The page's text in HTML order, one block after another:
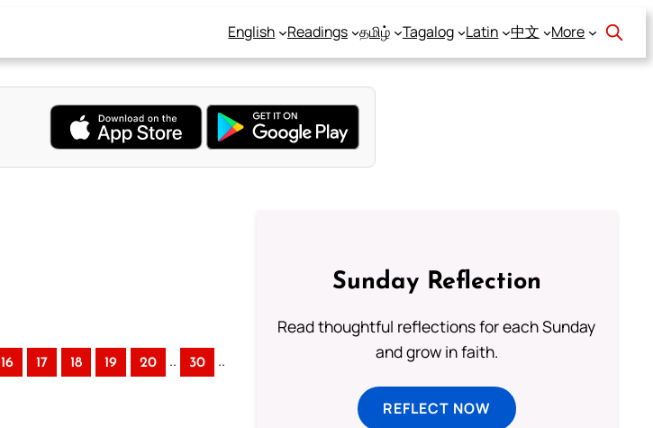
English Readings தமிழ் Tagalog Latin 中文 More
16 17 18 19 20 .. 30 ..
Sunday Reflection
Read thoughtful reflections for each Sunday
and grow in faith.
REFLECT NOW